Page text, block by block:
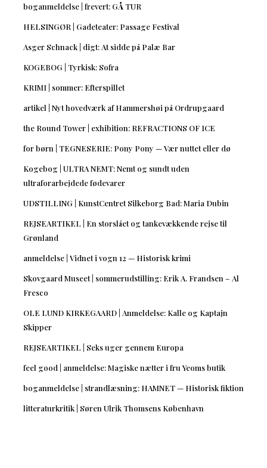
boganmeldelse | frevert: GÅ TUR
HELSINGØR | Gadeteater: Passage Festival
Asger Schnack | digt: At sidde på Palæ Bar
KOGEBOG | Tyrkisk: Sofra
KRIMI | sommer: Efterspillet
artikel | Nyt hovedværk af Hammershøi på Ordrupgaard
the Round Tower | exhibition: REFRACTIONS OF ICE
for børn | TEGNESERIE: Pony Pony — Vær nuttet eller dø
Kogebog | ULTRA NEMT: Nemt og sundt uden
ultraforarbejdede fødevarer
UDSTILLING | KunstCentret Silkeborg Bad: Maria Dubin
REJSEARTIKEL | En storslået og tankevækkende rejse til
Grønland
anmeldelse | Vidnet i vogn 12 — Historisk krimi
Skovgaard Museet | sommerudstilling: Erik A. Frandsen – Al
Fresco
OLE LUND KIRKEGAARD | Anmeldelse: Kalle og Kaptajn
Skipper
REJSEARTIKEL | Seks uger gennem Europa
feel good | anmeldelse: Magiske nætter i fru Yeoms butik
boganmeldelse | strandlæsning: HAMNET — Historisk fiktion
litteraturkritik | Søren Ulrik Thomsens København